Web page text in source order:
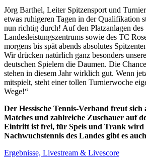
angepasst werden.
Jörg Barthel, Leiter Spitzensport und
etwas ruhigeren Tagen in der Qualifikation
nun richtig durch! Auf den Platzanlagen des
Landesleistungszentrums sowie des TC
morgens bis spät abends absolutes
Wir drücken natürlich ganz besonders
deutschen Spielern die Daumen. Die
stehen in diesem Jahr wirklich gut. Wenn
mitspielt, steht einer tollen Turnierwoche
Wege!“
Der Hessische Tennis-Verband freut sich
Matches und zahlreiche Zuschauer auf
Eintritt ist frei, für Speis und Trank wird
Nachwuchstennis des Landes gibt es
Ergebnisse, Livestream & Livescore